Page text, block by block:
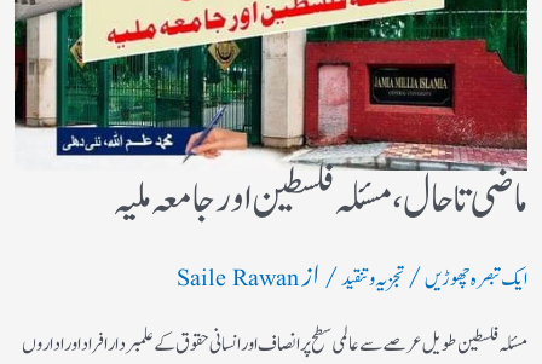
ماضی تا حال، مسئلہ فلسطین اور جامعہ ملیہ
ایک تبصرہ چھوڑیں/تجزیہ و تنقید/ ازSaile Rawan
مسئلہ فلسطین طویل عرصے سے عالمی سطح پر انصاف اور انسانی حقوق کے علمبردار افراد اور اداروں